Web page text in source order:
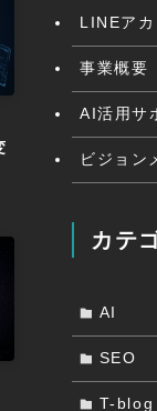
LINEア
事業概要
AI活用サ
ビジョン
カテ
AI
SEO
T-blog